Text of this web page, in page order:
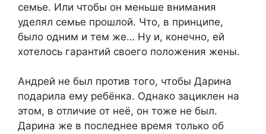
семье. Или чтобы он меньше внимания
уделял семье прошлой. Что, в принципе,
было одним и тем же… Ну и, конечно, ей
хотелось гарантий своего положения жены.
Андрей не был против того, чтобы Дарина
подарила ему ребёнка. Однако зациклен на
этом, в отличие от неё, он тоже не был.
Дарина же в последнее время только об